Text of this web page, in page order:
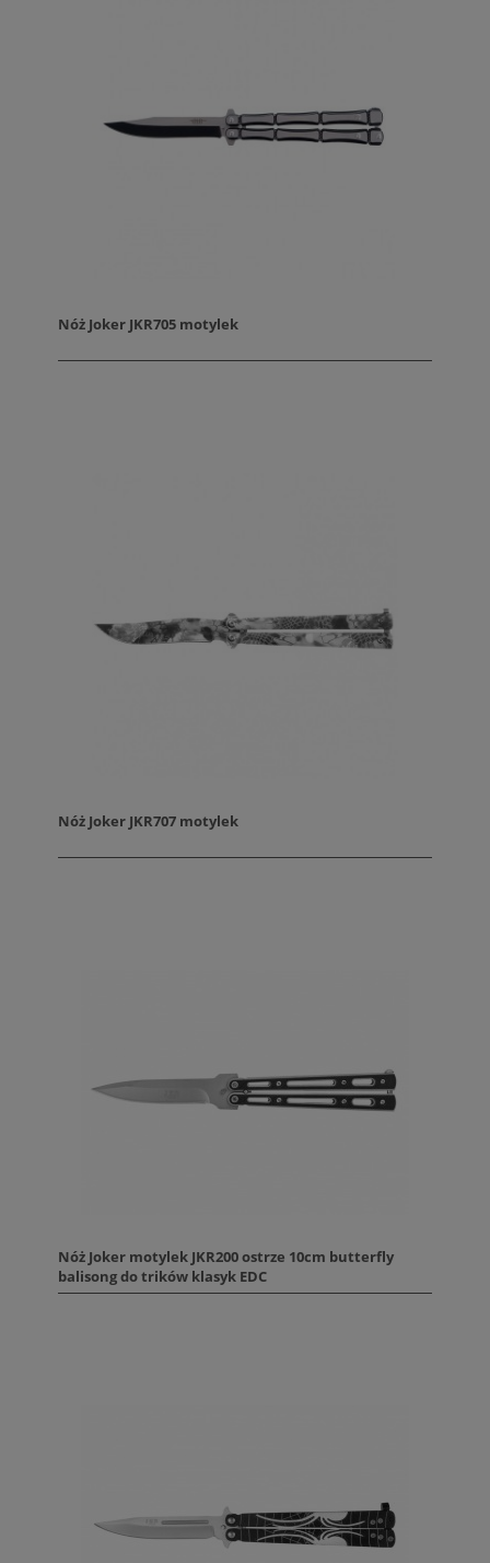
Nóż Joker JKR705 motylek
Nóż Joker JKR707 motylek
Nóż Joker motylek JKR200 ostrze 10cm butterfly
balisong do trików klasyk EDC